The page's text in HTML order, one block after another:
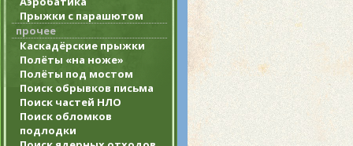
Прыжки с парашютом
прочее
Каскадёрские прыжки
Полёты «на ноже»
Полёты под мостом
Поиск обрывков письма
Поиск частей НЛО
Поиск обломков
подлодки